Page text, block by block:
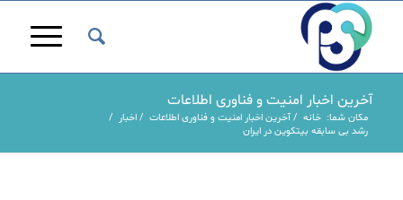
آخرین اخبار امنیت و فناوری اطلاعات
مکان شما: خانه / آخرین اخبار امنیت و فناوری اطلاعات / اخبار /
رشد بی سابقه بیتکوین در ایران